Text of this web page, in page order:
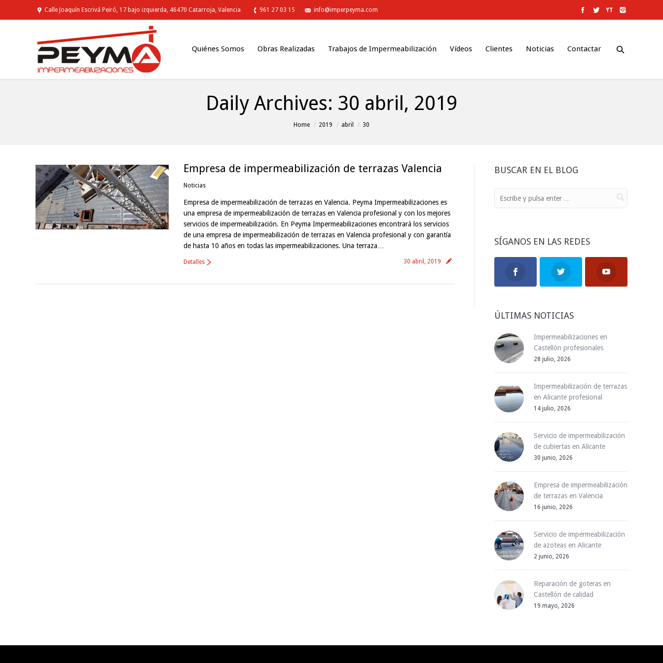
Calle Joaquín Escrivá Peiró, 17 bajo izquierda, 46470 Catarroja, Valencia 961 27 03 15 info@imperpeyma.com
Quiénes Somos Obras Realizadas Trabajos de Impermeabilización Vídeos Clientes Noticias Contactar
Daily Archives: 30 abril, 2019
Home 2019 abril 30
Empresa de impermeabilización de terrazas Valencia
Noticias
Empresa de impermeabilización de terrazas en Valencia. Peyma Impermeabilizaciones es
una empresa de impermeabilización de terrazas en Valencia profesional y con los mejores
servicios de impermeabilización. En Peyma Impermeabilizaciones encontrará los servicios
de una empresa de impermeabilización de terrazas en Valencia profesional y con garantía
de hasta 10 años en todas las impermeabilizaciones. Una terraza…
30 abril, 2019
Detalles
BUSCAR EN EL BLOG
SÍGANOS EN LAS REDES
ÚLTIMAS NOTICIAS
Impermeabilizaciones en
Castellón profesionales
28 julio, 2026
Impermeabilización de terrazas
en Alicante profesional
14 julio, 2026
Servicio de impermeabilización
de cubiertas en Alicante
30 junio, 2026
Empresa de impermeabilización
de terrazas en Valencia
16 junio, 2026
Servicio de impermeabilización
de azoteas en Alicante
2 junio, 2026
Reparación de goteras en
Castellón de calidad
19 mayo, 2026